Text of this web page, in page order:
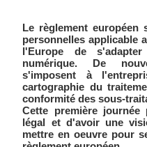
Le règlement européen
personnelles applicable
l'Europe de
numérique. De
s'imposent à
cartographie du
conformité des sous-
Cette première
légal et d'avoir une
mettre en oeuvre pour